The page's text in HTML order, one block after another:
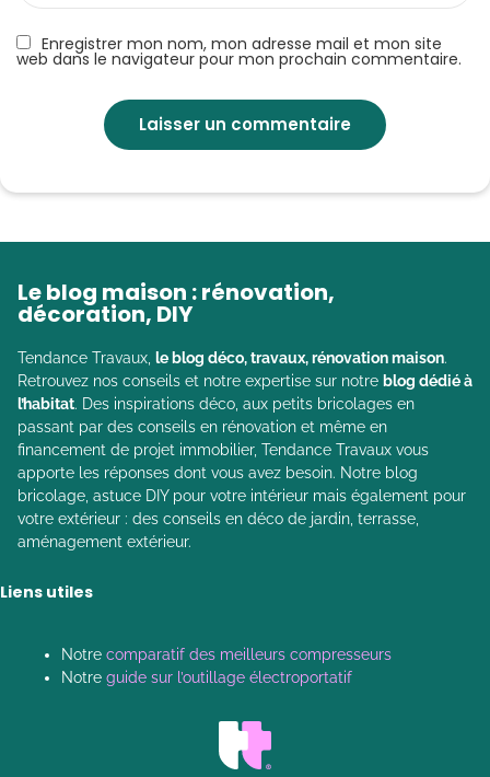
Enregistrer mon nom, mon adresse mail et mon site
web dans le navigateur pour mon prochain commentaire.
Le blog maison : rénovation,
décoration, DIY
Tendance Travaux, le blog déco, travaux, rénovation maison.
Retrouvez nos conseils et notre expertise sur notre blog dédié à
l’habitat. Des inspirations déco, aux petits bricolages en
passant par des conseils en rénovation et même en
financement de projet immobilier, Tendance Travaux vous
apporte les réponses dont vous avez besoin. Notre blog
bricolage, astuce DIY pour votre intérieur mais également pour
votre extérieur : des conseils en déco de jardin, terrasse,
aménagement extérieur.
Liens utiles
Notre comparatif des meilleurs compresseurs
Notre guide sur l’outillage électroportatif